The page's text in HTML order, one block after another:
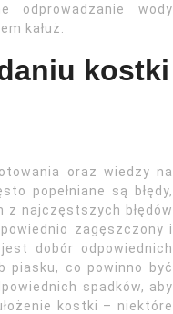
odprowadzanie wody
kałuż.
kostki
oraz wiedzy na
popełniane są błędy,
z najczęstszych błędów
zagęszczony i
dobór odpowiednich
piasku, co powinno być
spadków, aby
kostki – niektóre